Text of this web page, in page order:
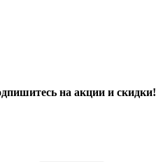
на акции и скидки!